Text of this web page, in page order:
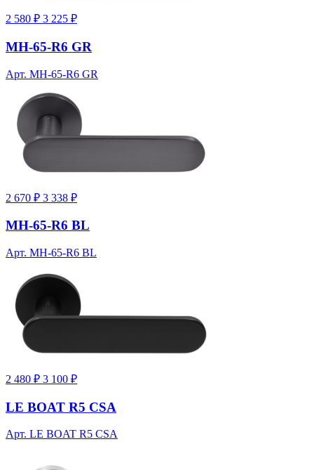
2 580 ₽ 3 225 ₽
MH-65-R6 GR
Арт. MH-65-R6 GR
2 670 ₽ 3 338 ₽
MH-65-R6 BL
Арт. MH-65-R6 BL
2 480 ₽ 3 100 ₽
LE BOAT R5 CSA
Арт. LE BOAT R5 CSA